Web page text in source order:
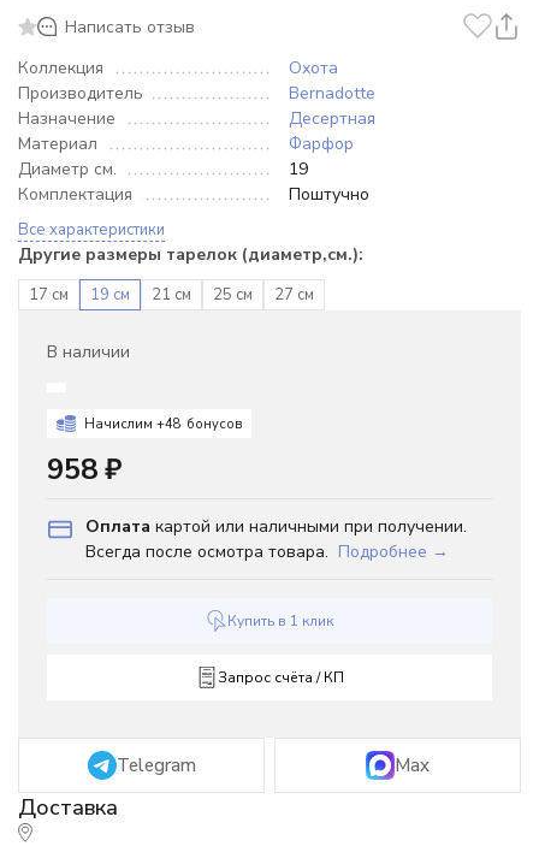
Написать отзыв
Коллекция
Охота
Производитель
Bernadotte
Назначение
Десертная
Материал
Фарфор
Диаметр см.
19
Комплектация
Поштучно
Все характеристики
Другие размеры тарелок (диаметр,см.):
17 см 19 см 21 см 25 см 27 см
В наличии
Начислим +48 бонусов
958₽
Оплата картой или наличными при получении.
Всегда после осмотра товара. Подробнее →
Купить в 1 клик
Запрос счёта / КП
Telegram Max